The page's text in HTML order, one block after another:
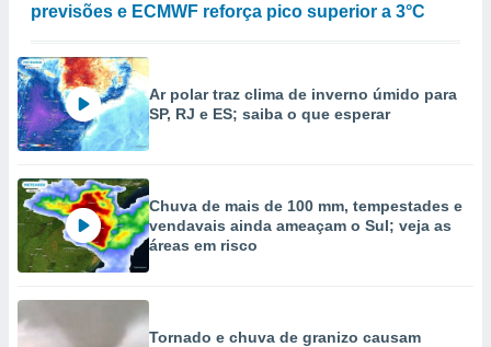
previsões e ECMWF reforça pico superior a 3°C
Ar polar traz clima de inverno úmido para
SP, RJ e ES; saiba o que esperar
Chuva de mais de 100 mm, tempestades e
vendavais ainda ameaçam o Sul; veja as
áreas em risco
Tornado e chuva de granizo causam